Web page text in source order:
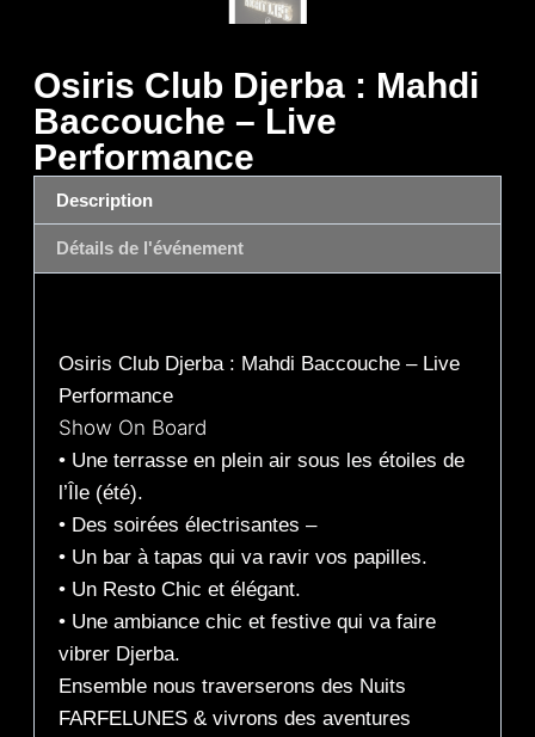
Osiris Club Djerba : Mahdi
Baccouche – Live
Performance
Description
Détails de l'événement
Osiris Club Djerba : Mahdi Baccouche – Live
Performance
Show On Board
• Une terrasse en plein air sous les étoiles de
l’Île (été).
• Des soirées électrisantes –
• Un bar à tapas qui va ravir vos papilles.
• Un Resto Chic et élégant.
• Une ambiance chic et festive qui va faire
vibrer Djerba.
Ensemble nous traverserons des Nuits
FARFELUNES & vivrons des aventures